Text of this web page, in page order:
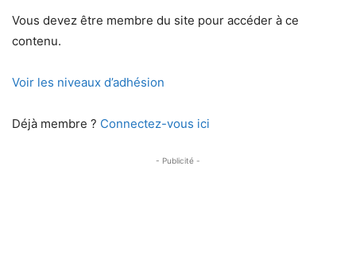
Vous devez être membre du site pour accéder à ce
contenu.
Voir les niveaux d’adhésion
Déjà membre ? Connectez-vous ici
- Publicité -